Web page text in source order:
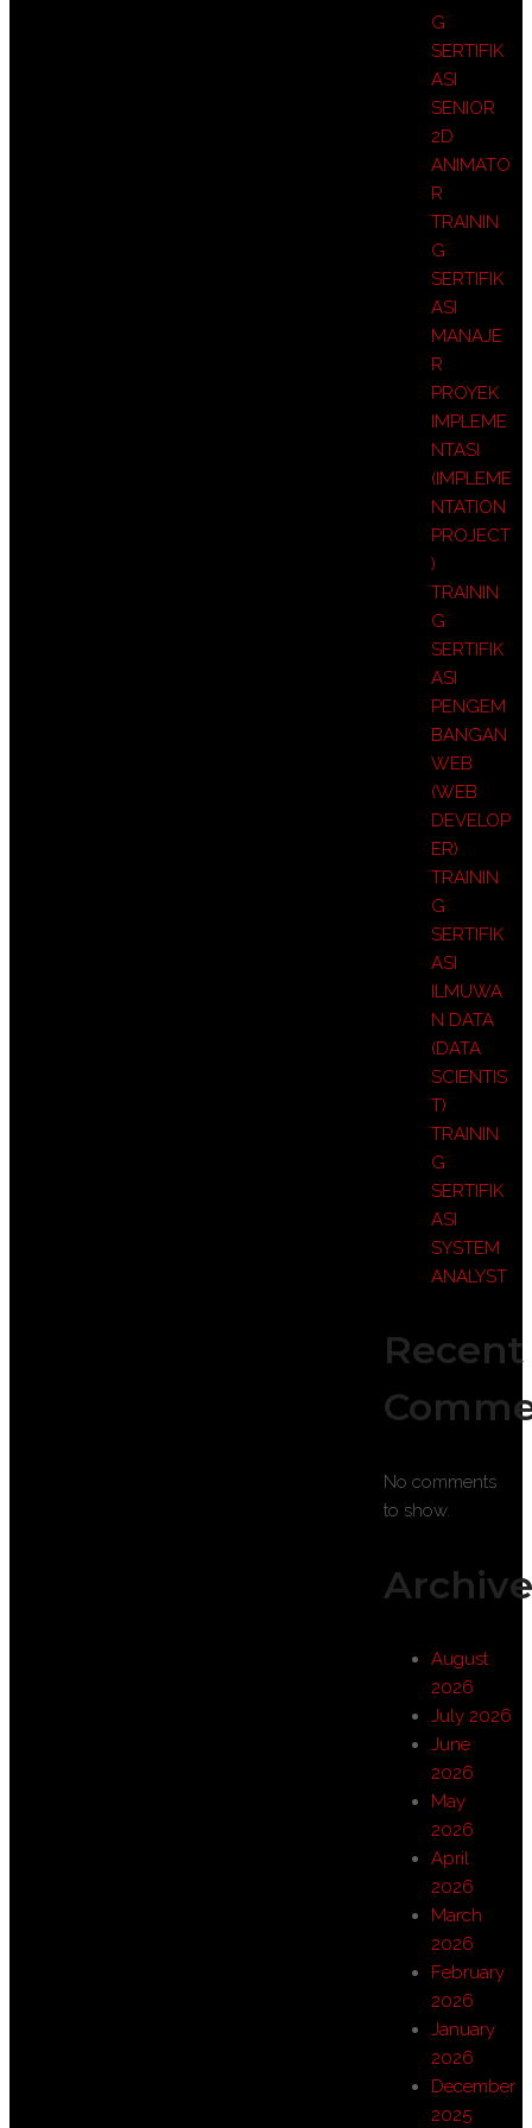
G
SERTIFIK
ASI
SENIOR
2D
ANIMATO
R
TRAININ
G
SERTIFIK
ASI
MANAJE
R
PROYEK
IMPLEME
NTASI
(IMPLEME
NTATION
PROJECT
)
TRAININ
G
SERTIFIK
ASI
PENGEM
BANGAN
WEB
(WEB
DEVELOP
ER)
TRAININ
G
SERTIFIK
ASI
ILMUWA
N DATA
(DATA
SCIENTIS
T)
TRAININ
G
SERTIFIK
ASI
SYSTEM
ANALYST
Recent
No comments
to show.
August
2026
July 2026
June
2026
May
2026
April
2026
March
2026
February
2026
January
2026
December
2025